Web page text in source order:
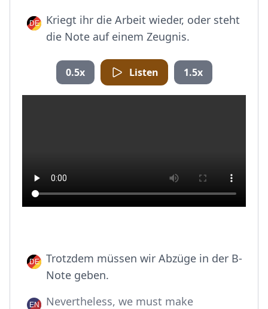
Kriegt ihr die Arbeit wieder, oder steht
die Note auf einem Zeugnis.
0.5x Listen 1.5x
Trotzdem müssen wir Abzüge in der B-
Note geben.
Nevertheless, we must make